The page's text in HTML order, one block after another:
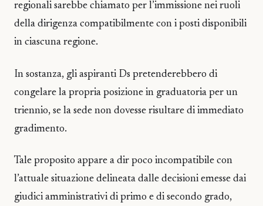
regionali sarebbe chiamato per l’immissione nei ruoli
della dirigenza compatibilmente con i posti disponibili
in ciascuna regione.
In sostanza, gli aspiranti Ds pretenderebbero di
congelare la propria posizione in graduatoria per un
triennio, se la sede non dovesse risultare di immediato
gradimento.
Tale proposito appare a dir poco incompatibile con
l’attuale situazione delineata dalle decisioni emesse dai
giudici amministrativi di primo e di secondo grado,